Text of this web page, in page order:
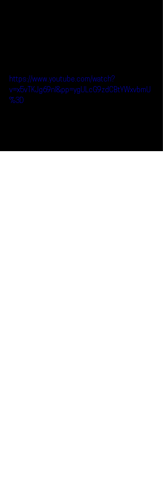
https://www.youtube.com/watch?
v=x5vTKJg69nI&pp=ygULcG9zdCBtYWxvbmU
%3D